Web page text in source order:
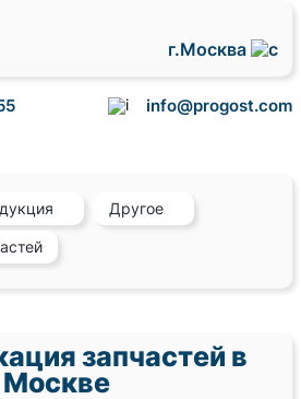
г.Москва
info@progost.com
Другое
запчастей в
Москве